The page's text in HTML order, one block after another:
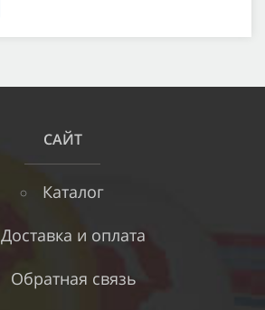
САЙТ
Каталог
Доставка и оплата
Обратная связь